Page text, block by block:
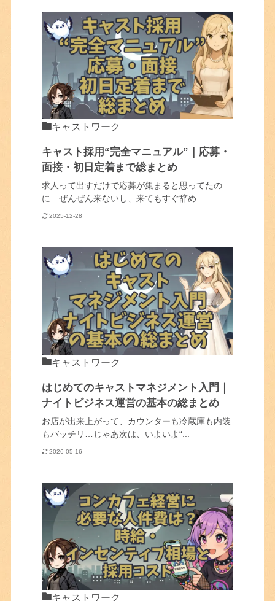
キャストワーク
キャスト採用“完全マニュアル”｜応募・
面接・初日定着まで総まとめ
求人って出すだけで応募が集まると思ってたの
に…ぜんぜん来ないし、来てもすぐ辞め...
2025-12-28
キャストワーク
はじめてのキャストマネジメント入門｜
ナイトビジネス運営の基本の総まとめ
お店が出来上がって、カウンターも冷蔵庫も内装
もバッチリ…じゃあ次は、いよいよ“...
2026-05-16
キャストワーク